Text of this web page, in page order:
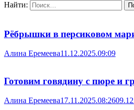
Найти:
Рёбрышки в персиковом
Алина Еремеева11.12.2025.09:09
Готовим говядину с пюре и
Алина Еремеева17.11.2025.08:26